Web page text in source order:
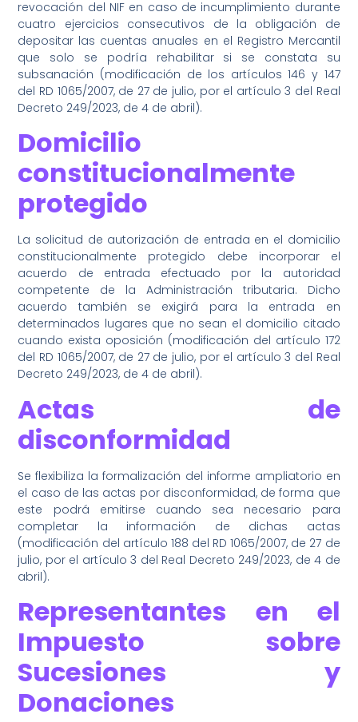
revocación del NIF en caso de incumplimiento durante
cuatro ejercicios consecutivos de la obligación de
depositar las cuentas anuales en el Registro Mercantil
que solo se podría rehabilitar si se constata su
subsanación (modificación de los artículos 146 y 147
del RD 1065/2007, de 27 de julio, por el artículo 3 del Real
Decreto 249/2023, de 4 de abril).
Domicilio
constitucionalmente
protegido
La solicitud de autorización de entrada en el domicilio
constitucionalmente protegido debe incorporar el
acuerdo de entrada efectuado por la autoridad
competente de la Administración tributaria. Dicho
acuerdo también se exigirá para la entrada en
determinados lugares que no sean el domicilio citado
cuando exista oposición (modificación del artículo 172
del RD 1065/2007, de 27 de julio, por el artículo 3 del Real
Decreto 249/2023, de 4 de abril).
Actas de
disconformidad
Se flexibiliza la formalización del informe ampliatorio en
el caso de las actas por disconformidad, de forma que
este podrá emitirse cuando sea necesario para
completar la información de dichas actas
(modificación del artículo 188 del RD 1065/2007, de 27 de
julio, por el artículo 3 del Real Decreto 249/2023, de 4 de
abril).
Representantes en el
Impuesto sobre
Sucesiones y
Donaciones